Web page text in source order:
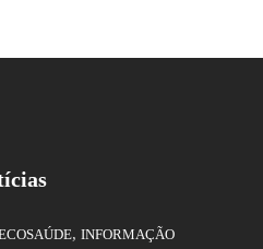
, INFORMAÇÃO